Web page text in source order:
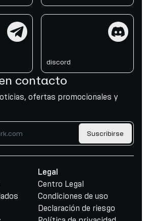
discord
contacto
ofertas promocionales y
Suscribirse
Legal
Centro Legal
Condiciones de uso
Declaración de riesgo